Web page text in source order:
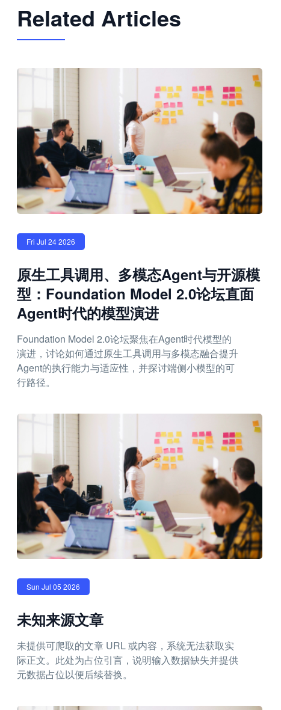
Related Articles
Fri Jul 24 2026
原生工具调用、多模态Agent与开源模
型：Foundation Model 2.0论坛直面
Agent时代的模型演进
Foundation Model 2.0论坛聚焦在Agent时代模型的
演进，讨论如何通过原生工具调用与多模态融合提升
Agent的执行能力与适应性，并探讨端侧小模型的可
行路径。
Sun Jul 05 2026
未知来源文章
未提供可爬取的文章 URL 或内容，系统无法获取实
际正文。此处为占位引言，说明输入数据缺失并提供
元数据占位以便后续替换。